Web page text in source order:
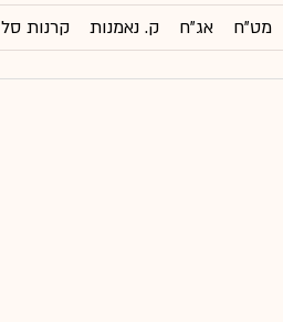
מט"ח אג"ח ק. נאמנות קרנות סל